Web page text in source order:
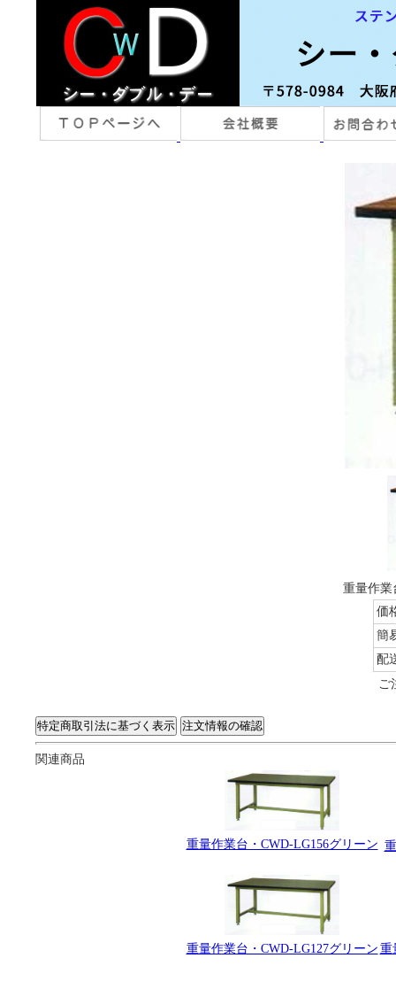
重量作業
価
簡
配
ご
関連商品
重量作業台・CWD-LG156グリーン
重量作業台・CWD-LG127グリーン 重